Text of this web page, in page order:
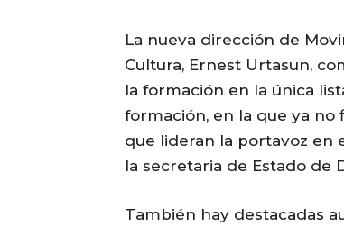
La nueva dirección de
Cultura, Ernest Urtasun,
la formación en la única
formación, en la que ya no
que lideran la portavoz en
la secretaria de Estado de
También hay destacadas